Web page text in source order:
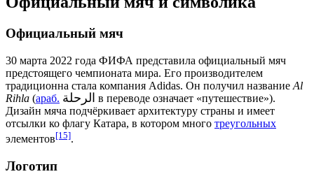
Официальный мяч
30 марта 2022 года ФИФА представила официальный мяч
предстоящего чемпионата мира. Его производителем
традиционна стала компания Adidas. Он получил название Al
Rihla (араб. الرحلة ‎ в переводе означает «путешествие»).
Дизайн мяча подчёркивает архитектуру страны и имеет
отсылки ко флагу Катара, в котором много треугольных
элементов[15].
Логотип